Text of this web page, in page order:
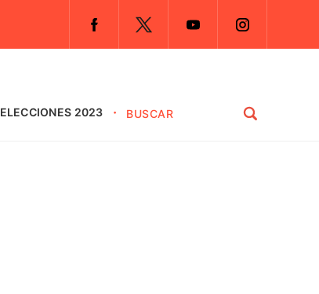
ELECCIONES 2023